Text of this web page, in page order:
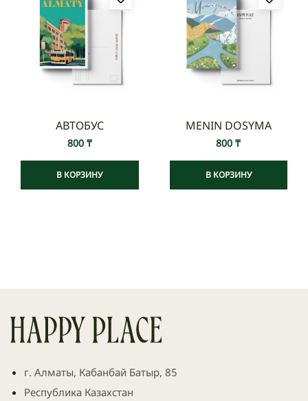
АВТОБУС
800 ₸
В КОРЗИНУ
MENIN DOSYMA
800₸
В КОРЗИНУ
г. Алматы, Кабанбай Батыр, 85
Республика Казахстан